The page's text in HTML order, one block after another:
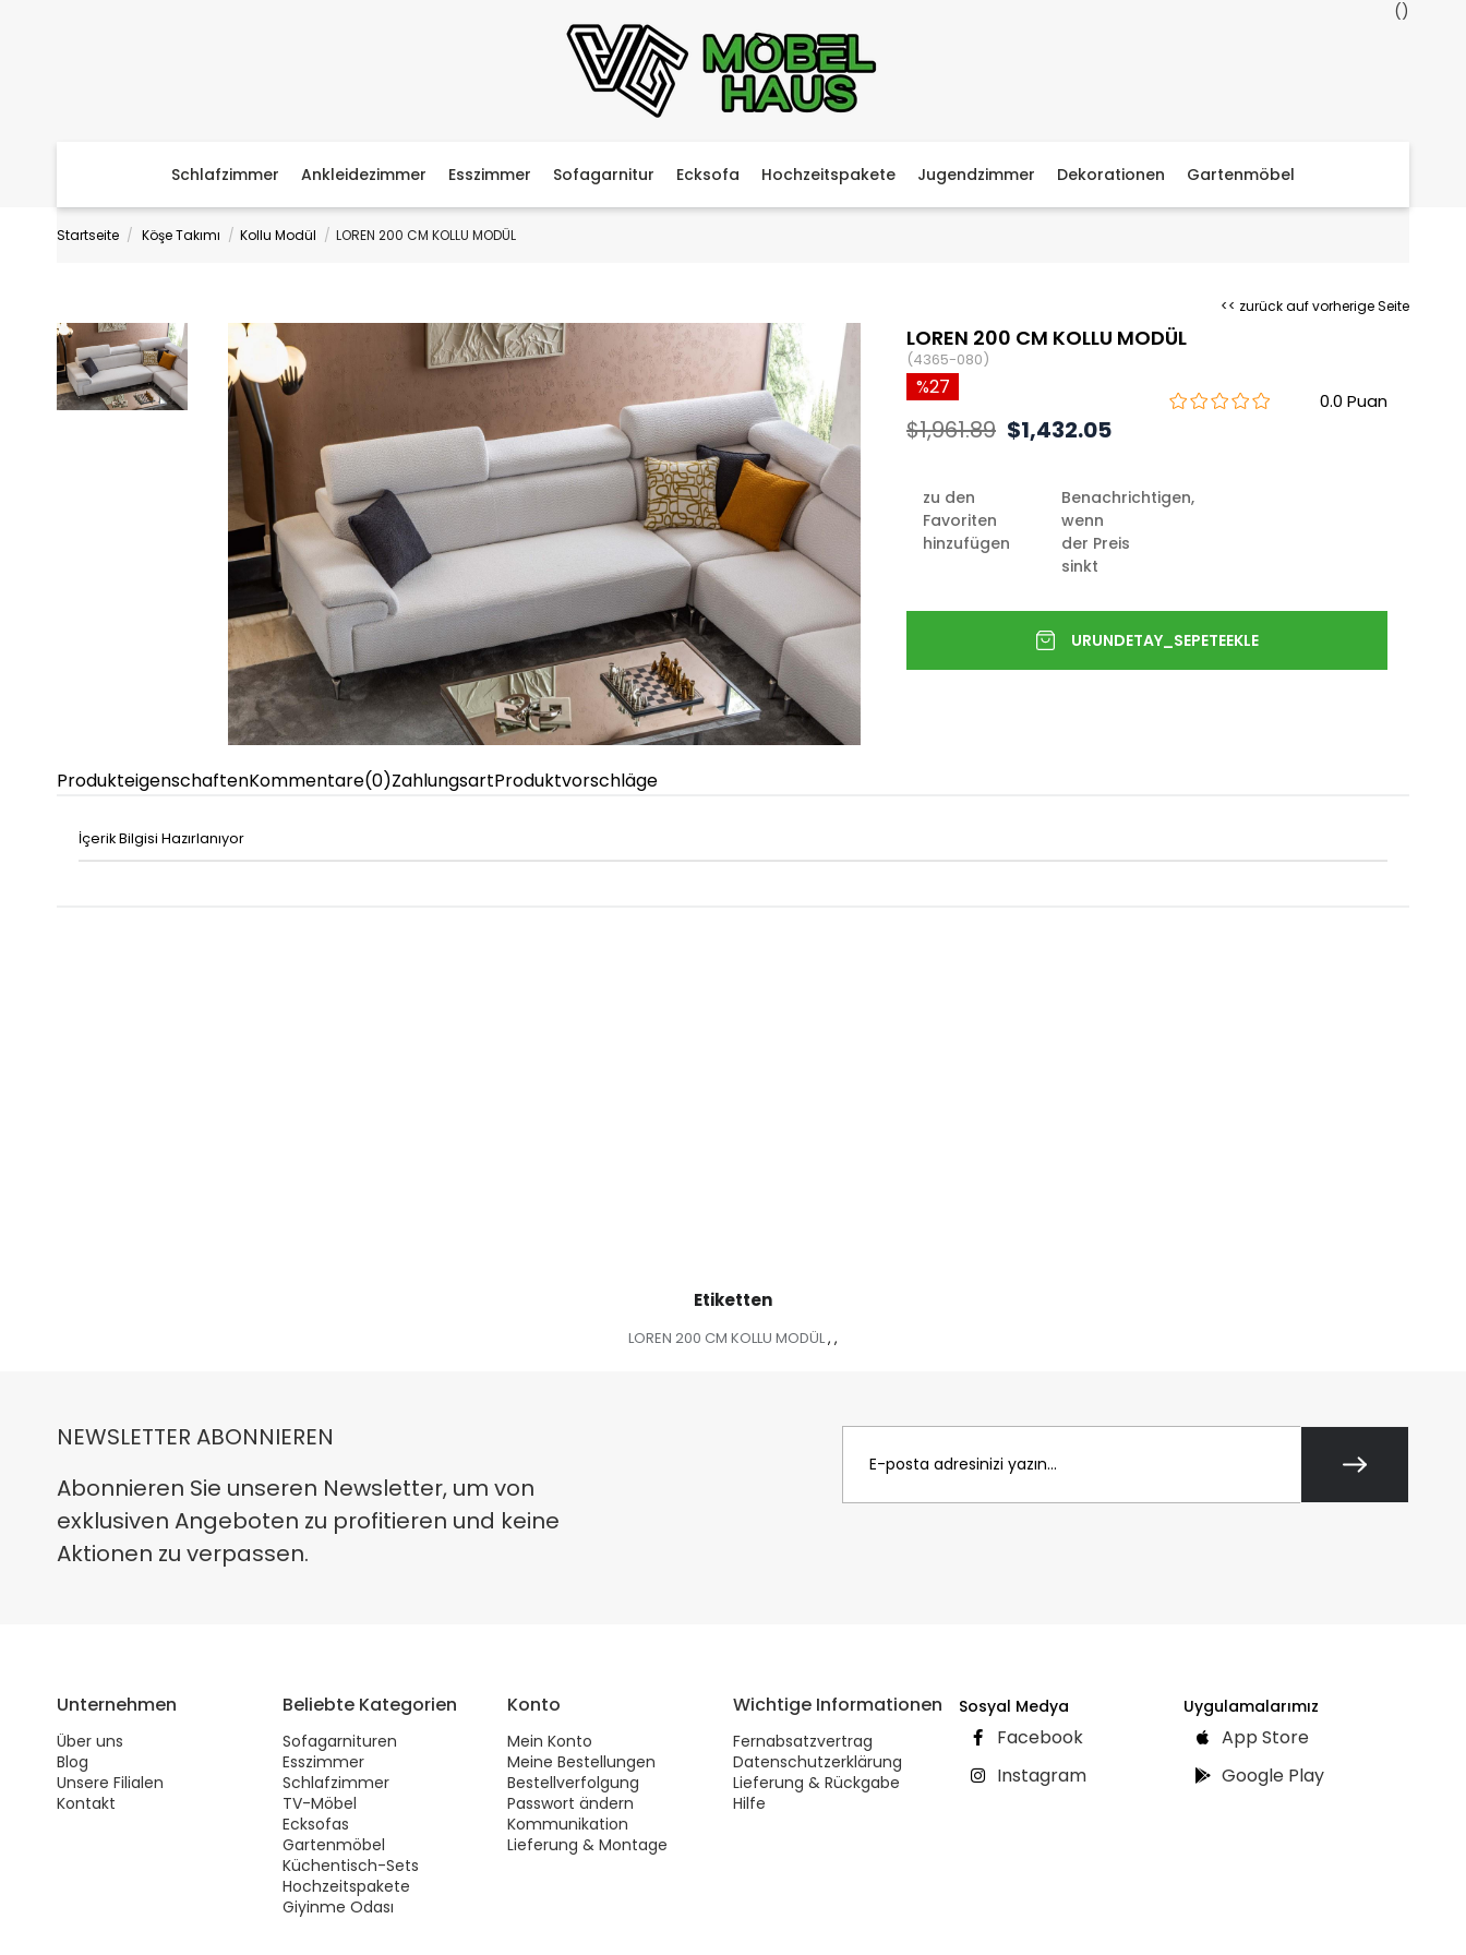
Schlafzimmer Ankleidezimmer Esszimmer Sofagarnitur Ecksofa Hochzeitspakete Jugendzimmer Dekorationen Gartenmöbel
Startseite Köşe Takımı Kollu Modül LOREN 200 CM KOLLU MODÜL
<< zurück auf vorherige Seite
LOREN 200 CM KOLLU MODÜL
(4365-080)
0.0
27
$1,961.89 $1,432.05
zu den
Favoriten
hinzufügen
Benachrichtigen,
wenn
der Preis
sinkt
ProdukteigenschaftenKommentare(0)ZahlungsartProduktvorschläge
İçerik Bilgisi Hazırlanıyor
Etiketten
LOREN 200 CM KOLLU MODÜL, ,
NEWSLETTER ABONNIEREN
Abonnieren Sie unseren Newsletter, um von
exklusiven Angeboten zu profitieren und keine
Aktionen zu verpassen.
Unternehmen
Über uns
Blog
Unsere Filialen
Kontakt
Beliebte Kategorien
Sofagarnituren
Esszimmer
Schlafzimmer
TV-Möbel
Ecksofas
Gartenmöbel
Küchentisch-Sets
Hochzeitspakete
Giyinme Odası
Konto
Mein Konto
Meine Bestellungen
Bestellverfolgung
Passwort ändern
Kommunikation
Lieferung & Montage
Wichtige Informationen
Fernabsatzvertrag
Datenschutzerklärung
Lieferung & Rückgabe
Hilfe
Sosyal Medya
Facebook
Instagram
Uygulamalarımız
App Store
Google Play